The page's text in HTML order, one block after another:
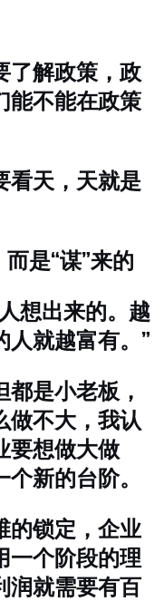
了解政策，政
能不能在政策
看天，天就是
是“谋”来的
想出来的。越
人就越富有。”
是小老板，
做不大，我认
要想做大做
新的台阶。
的锁定，企业
一个阶段的理
润就需要有百